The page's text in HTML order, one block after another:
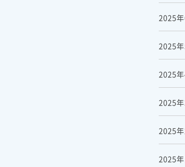
2025
2025
2025
2025
2025
2025